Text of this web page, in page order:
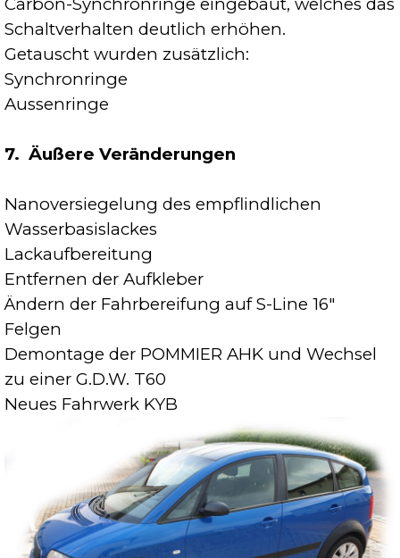
Carbon-Synchronringe eingebaut, welches das
Schaltverhalten deutlich erhöhen.
Getauscht wurden zusätzlich:
Synchronringe
Aussenringe
7. Äußere Veränderungen
Nanoversiegelung des empflindlichen
Wasserbasislackes
Lackaufbereitung
Entfernen der Aufkleber
Ändern der Fahrbereifung auf S-Line 16"
Felgen
Demontage der POMMIER AHK und Wechsel
zu einer G.D.W. T60
Neues Fahrwerk KYB